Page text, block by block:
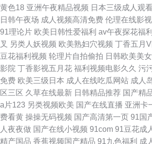
黄色18 亚洲午夜精品视频 日本三级成人观
日韩午夜场 成人视频高清免费 伦理在线影视
91理论片 欧美日韩性爱福利 av午夜探花福利
叉 另类人妖视频 欧美熟妇穴视频 丁香五月
豆花福利视频 轮理片自拍偷拍 日韩欧美美
影院 丁香影视五月花 福利视频电影久久 污
免费 欧美三级日本 成人在线吃瓜网站 成人
区三区 久草在线最新 日韩精品推荐 国产精
a片123 另类视频欧美 国产在线直播 亚洲卡
费看黄 操操无码视频 国产高清第一页 91国
人夜夜做 国产在线小视频 91com 91豆花成
精产国品 香蕉视频国产精品 91九色福利 成